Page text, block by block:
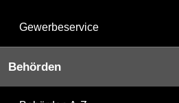
Gewerbeservice
Behörden